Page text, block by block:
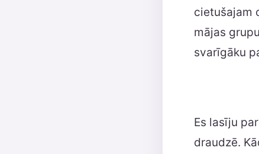
cietušajam
mājas
svarīgāku
Es lasīju
draudzē.